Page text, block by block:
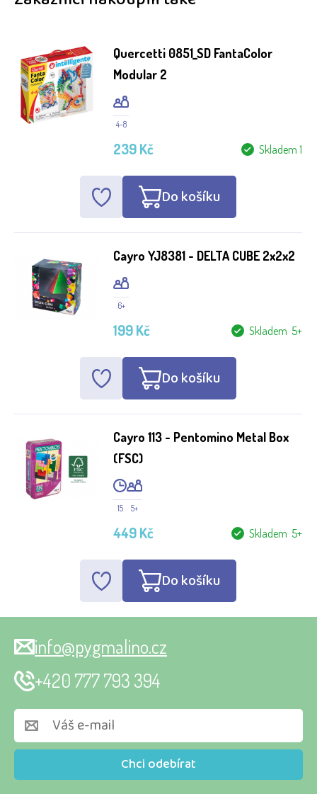
Quercetti 0851_SD FantaColor
Modular 2
4-8
Skladem 1
239 Kč
Do košíku
Cayro YJ8381 - DELTA CUBE 2x2x2
6+
Skladem 5+
199 Kč
Do košíku
Cayro 113 - Pentomino Metal Box
(FSC)
15 5+
Skladem 5+
449 Kč
Do košíku
Chci odebírat
info@pygmalino.cz
+420 777 793 394